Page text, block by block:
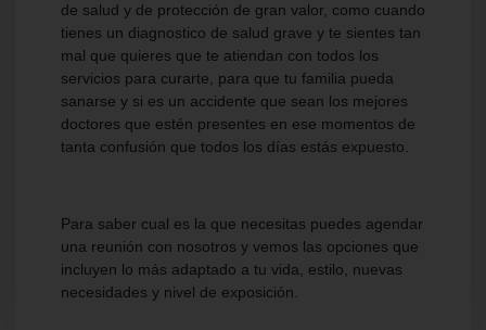
de salud y de protección de gran valor, como cuando
tienes un diagnostico de salud grave y te sientes tan
mal que quieres que te atiendan con todos los
servicios para curarte, para que tu familia pueda
sanarse y si es un accidente que sean los mejores
doctores que estén presentes en ese momentos de
tanta confusión que todos los días estás expuesto.
Para saber cual es la que necesitas puedes agendar
una reunión con nosotros y vemos las opciones que
incluyen lo más adaptado a tu vida, estilo, nuevas
necesidades y nivel de exposición.